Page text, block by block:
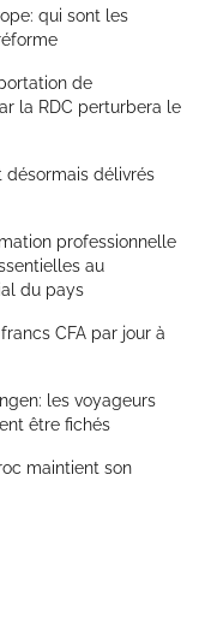
qui sont les
de
la RDC perturbera le
désormais délivrés
professionnelle
au
du pays
CFA par jour à
les voyageurs
être fichés
maintient son